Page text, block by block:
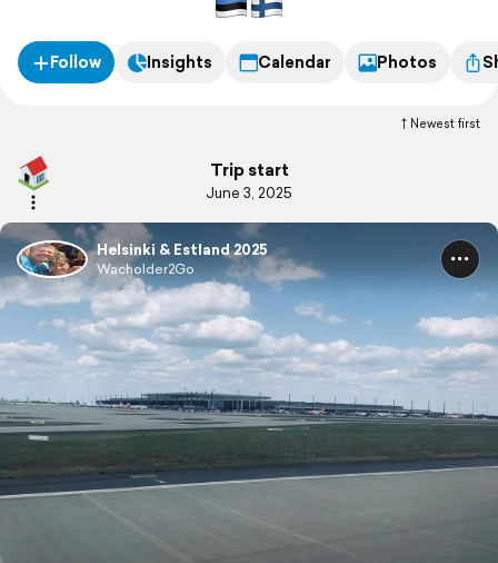
Follow Insights Calendar Photos
Newest first
Trip start
June 3, 2025
Helsinki & Estland 2025
Wacholder2Go